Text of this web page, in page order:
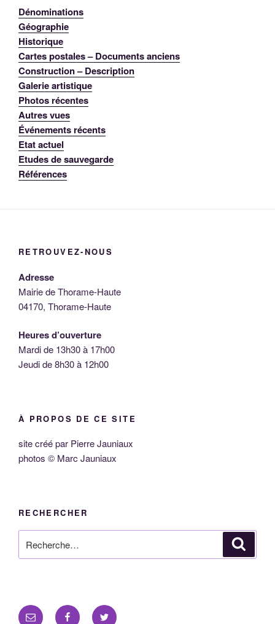
Dénominations
Géographie
Historique
Cartes postales – Documents anciens
Construction – Description
Galerie artistique
Photos récentes
Autres vues
Événements récents
Etat actuel
Etudes de sauvegarde
Références
RETROUVEZ-NOUS
Adresse
Mairie de Thorame-Haute
04170, Thorame-Haute
Heures d’ouverture
Mardi de 13h30 à 17h00
Jeudi de 8h30 à 12h00
À PROPOS DE CE SITE
site créé par Pierre Jauniaux
photos © Marc Jauniaux
RECHERCHER
pour
E-
FacebookTwitter